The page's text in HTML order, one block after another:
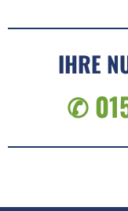
IHRE
✆